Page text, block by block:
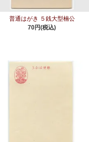
普通はがき ５銭大型楠公
70円(税込)